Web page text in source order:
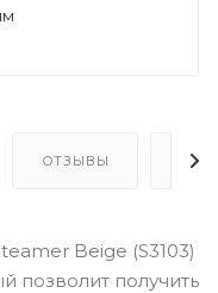
ОТЗЫВЫ
Beige (S3103)
позволит получить